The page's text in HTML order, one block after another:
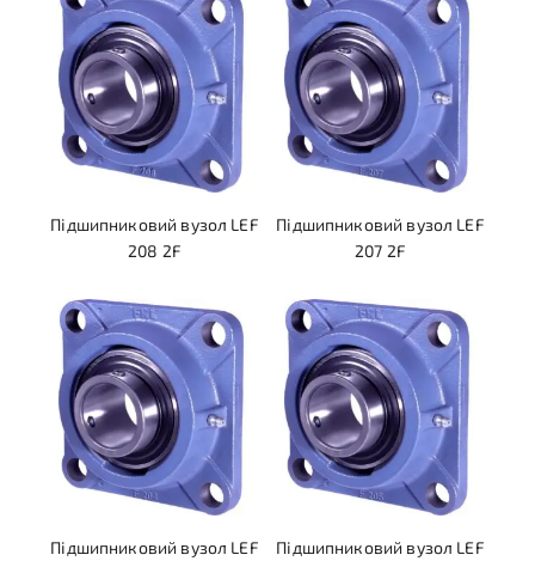
Підшипниковий вузол LEF
208 2F
Підшипниковий вузол LEF
207 2F
Підшипниковий вузол LEF
Підшипниковий вузол LEF